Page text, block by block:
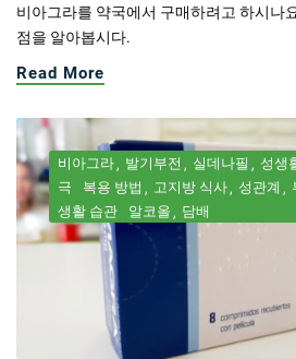
비아그라를 약국에서 구매하려고 하시나
점을 알아봅시다.
Read More
비아그라 발기부전 실데나필 성생
극
복용 방법 고지방 식사 성관계
생활 습관
알코올 담배